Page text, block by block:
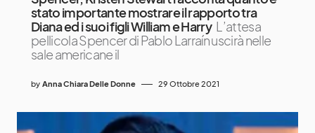
stato importante mostrare il rapporto tra
Diana ed i suoi figli William e Harry L’attesa
pellicola Spencer di Pablo Larraín uscirà nelle
sale americane il
by Anna Chiara Delle Donne 29 Ottobre 2021